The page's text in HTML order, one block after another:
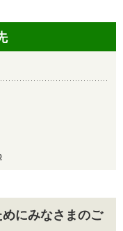
にみなさまのご